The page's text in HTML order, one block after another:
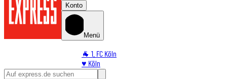
Konto
Menü
🐐 1. FC Köln
♥️ Köln
⭐ Promi